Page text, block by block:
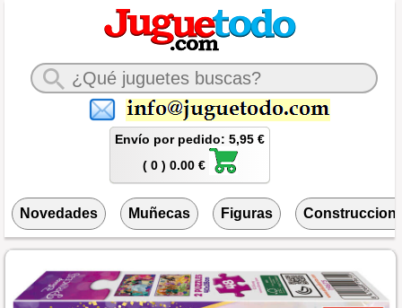
Envío por pedido: 5,95 €
( 0 ) 0.00 €
Novedades Muñecas Figuras